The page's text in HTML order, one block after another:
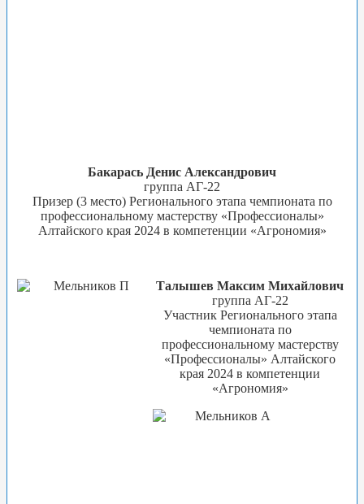
Бакарась Денис Александрович
группа АГ-22
Призер (3 место) Регионального этапа чемпионата по
профессиональному мастерству «Профессионалы»
Алтайского края 2024 в компетенции «Агрономия»
Талышев Максим Михайлович
группа АГ-22
Участник Регионального этапа
чемпионата по
профессиональному мастерству
«Профессионалы» Алтайского
края 2024 в компетенции
«Агрономия»